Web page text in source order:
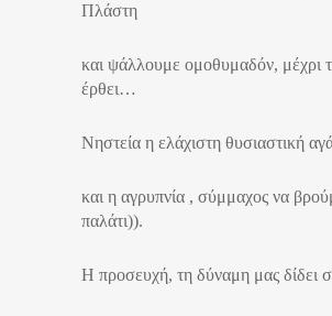
Πλάστη
και ψάλλουμε ομοθυμαδόν, μέχρι
έρθει…
Νηστεία η ελάχιστη θυσιαστική
και η αγρυπνία , σύμμαχος να
παλάτι)).
Η προσευχή, τη δύναμη μας δίδει